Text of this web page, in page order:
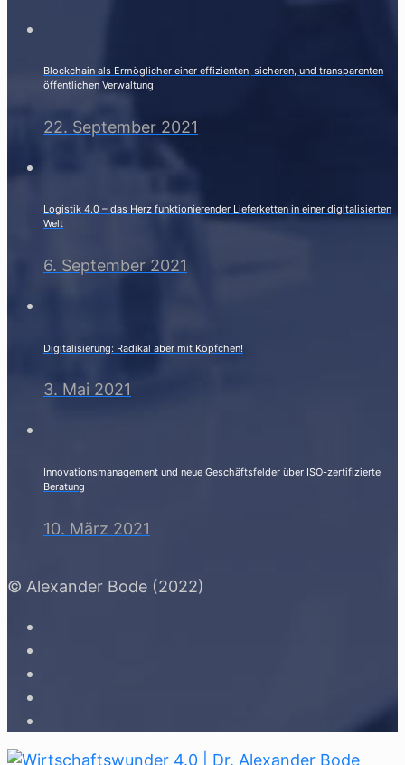
Blockchain als Ermöglicher einer effizienten, sicheren, und transparenten
öffentlichen Verwaltung
22. September 2021
Logistik 4.0 – das Herz funktionierender Lieferketten in einer digitalisierten
Welt
6. September 2021
Digitalisierung: Radikal aber mit Köpfchen!
3. Mai 2021
Innovationsmanagement und neue Geschäftsfelder über ISO-zertifizierte
Beratung
10. März 2021
© Alexander Bode (2022)